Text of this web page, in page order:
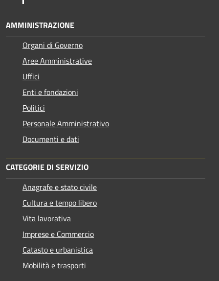
AMMINISTRAZIONE
Organi di Governo
Aree Amministrative
Uffici
Enti e fondazioni
Politici
Personale Amministrativo
Documenti e dati
CATEGORIE DI SERVIZIO
Anagrafe e stato civile
Cultura e tempo libero
Vita lavorativa
Imprese e Commercio
Catasto e urbanistica
Mobilità e trasporti